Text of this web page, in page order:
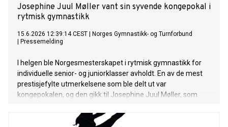
Josephine Juul Møller vant sin syvende kongepokal i
rytmisk gymnastikk
15.6.2026 12:39:14 CEST
Norges Gymnastikk- og Turnforbund
Pressemelding
I helgen ble Norgesmesterskapet i rytmisk gymnastikk for
individuelle senior- og juniorklasser avholdt. En av de mest
prestisjefylte utmerkelsene som ble delt ut var
kongepokalen, og den gikk til Josephine Juul Møller, som